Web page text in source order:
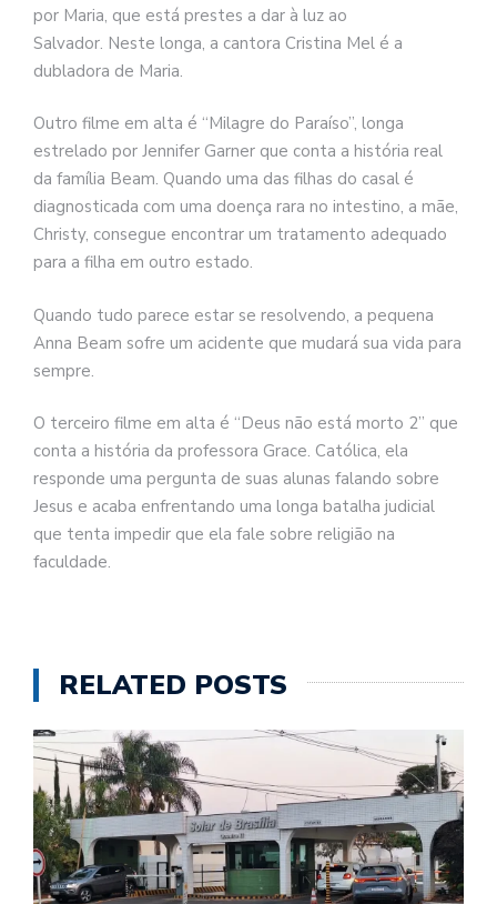
por Maria, que está prestes a dar à luz ao
Salvador. Neste longa, a cantora Cristina Mel é a
dubladora de Maria.
Outro filme em alta é “Milagre do Paraíso”, longa
estrelado por Jennifer Garner que conta a história real
da família Beam. Quando uma das filhas do casal é
diagnosticada com uma doença rara no intestino, a mãe,
Christy, consegue encontrar um tratamento adequado
para a filha em outro estado.
Quando tudo parece estar se resolvendo, a pequena
Anna Beam sofre um acidente que mudará sua vida para
sempre.
O terceiro filme em alta é “Deus não está morto 2” que
conta a história da professora Grace. Católica, ela
responde uma pergunta de suas alunas falando sobre
Jesus e acaba enfrentando uma longa batalha judicial
que tenta impedir que ela fale sobre religião na
faculdade.
RELATED POSTS